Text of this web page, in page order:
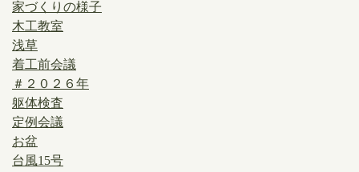
家づくりの様子
木工教室
浅草
着工前会議
＃２０２６年
躯体検査
定例会議
お盆
台風15号